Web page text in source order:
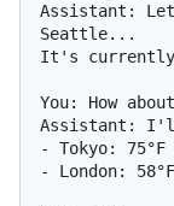
Assistant:
Seattle...
It's currently
You: How
Assistant:
- Tokyo: 75°F
- London: